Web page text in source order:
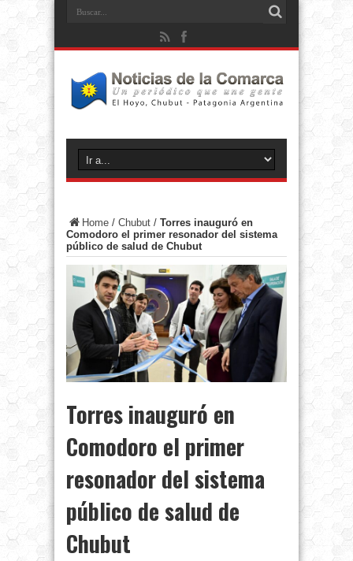
Home / Chubut / Torres inauguró en
Comodoro el primer resonador del sistema
público de salud de Chubut
Torres inauguró en
Comodoro el primer
resonador del sistema
público de salud de
Chubut